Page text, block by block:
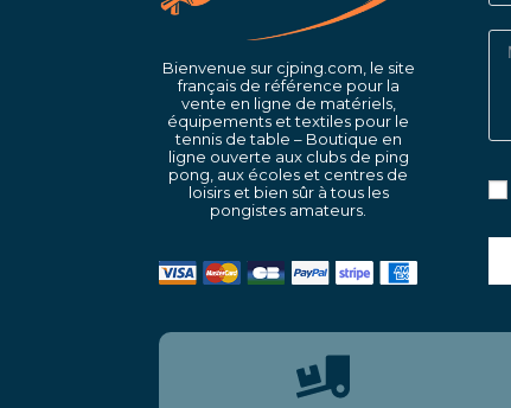
Bienvenue sur cjping.com, le site
français de référence pour la
vente en ligne de matériels,
équipements et textiles pour le
tennis de table – Boutique en
ligne ouverte aux clubs de ping
pong, aux écoles et centres de
loisirs et bien sûr à tous les
pongistes amateurs.